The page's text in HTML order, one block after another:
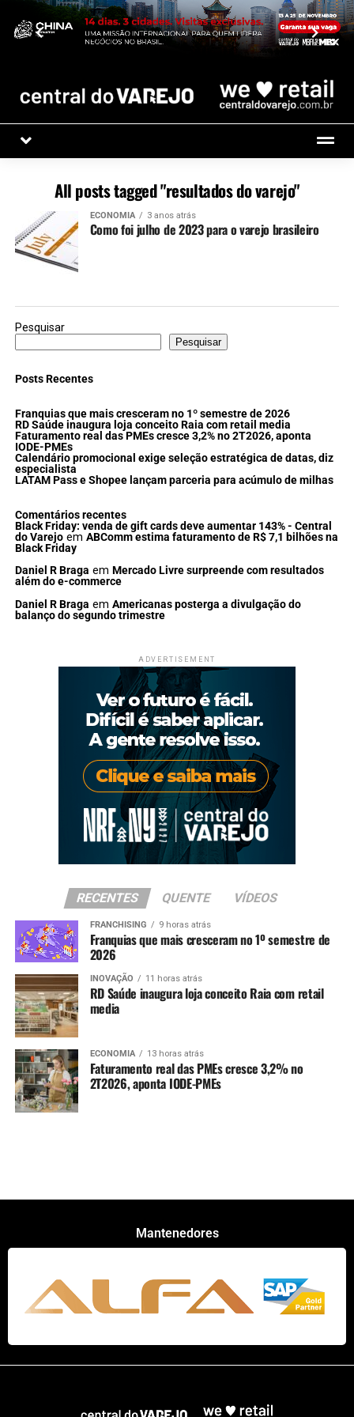
All posts tagged "resultados do varejo"
ECONOMIA 3 anos atrás
Como foi julho de 2023 para o varejo brasileiro
Pesquisar
Pesquisar
Posts Recentes
Franquias que mais cresceram no 1º semestre de 2026
RD Saúde inaugura loja conceito Raia com retail media
Faturamento real das PMEs cresce 3,2% no 2T2026, aponta
IODE-PMEs
Calendário promocional exige seleção estratégica de datas, diz
especialista
LATAM Pass e Shopee lançam parceria para acúmulo de milhas
Comentários recentes
Black Friday: venda de gift cards deve aumentar 143% - Central
do Varejoem ABComm estima faturamento de R$ 7,1 bilhões na
Black Friday
Daniel R Braga em Mercado Livre surpreende com resultados
além do e-commerce
Daniel R Braga em Americanas posterga a divulgação do
balanço do segundo trimestre
ADVERTISEMENT
RECENTES QUENTE VÍDEOS
FRANCHISING 9 horas atrás
Franquias que mais cresceram no 1º semestre de
2026
INOVAÇÃO 11 horas atrás
RD Saúde inaugura loja conceito Raia com retail
media
ECONOMIA 13 horas atrás
Faturamento real das PMEs cresce 3,2% no
2T2026, aponta IODE-PMEs
Mantenedores